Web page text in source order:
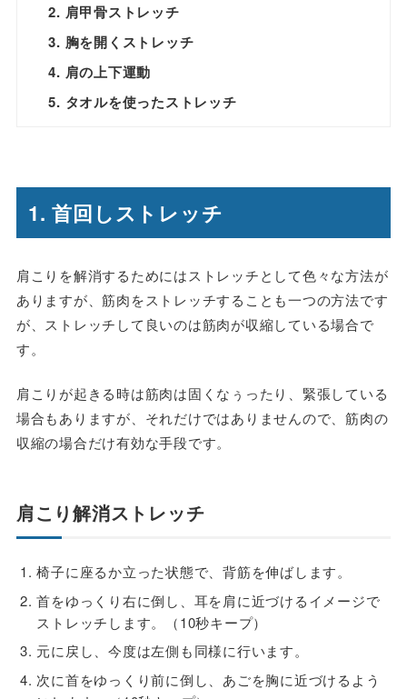
2. 肩甲骨ストレッチ
3. 胸を開くストレッチ
4. 肩の上下運動
5. タオルを使ったストレッチ
1. 首回しストレッチ
肩こりを解消するためにはストレッチとして色々な方法が
ありますが、筋肉をストレッチすることも一つの方法です
が、ストレッチして良いのは筋肉が収縮している場合で
す。
肩こりが起きる時は筋肉は固くなぅったり、緊張している
場合もありますが、それだけではありませんので、筋肉の
収縮の場合だけ有効な手段です。
肩こり解消ストレッチ
椅子に座るか立った状態で、背筋を伸ばします。
首をゆっくり右に倒し、耳を肩に近づけるイメージで
ストレッチします。（10秒キープ）
元に戻し、今度は左側も同様に行います。
次に首をゆっくり前に倒し、あごを胸に近づけるよう